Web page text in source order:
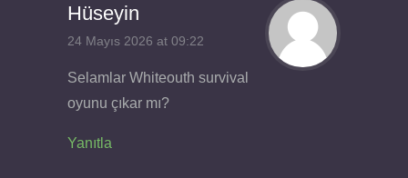
Hüseyin
24 Mayıs 2026 at 09:22
Selamlar Whiteouth survival
oyunu çıkar mı?
Yanıtla